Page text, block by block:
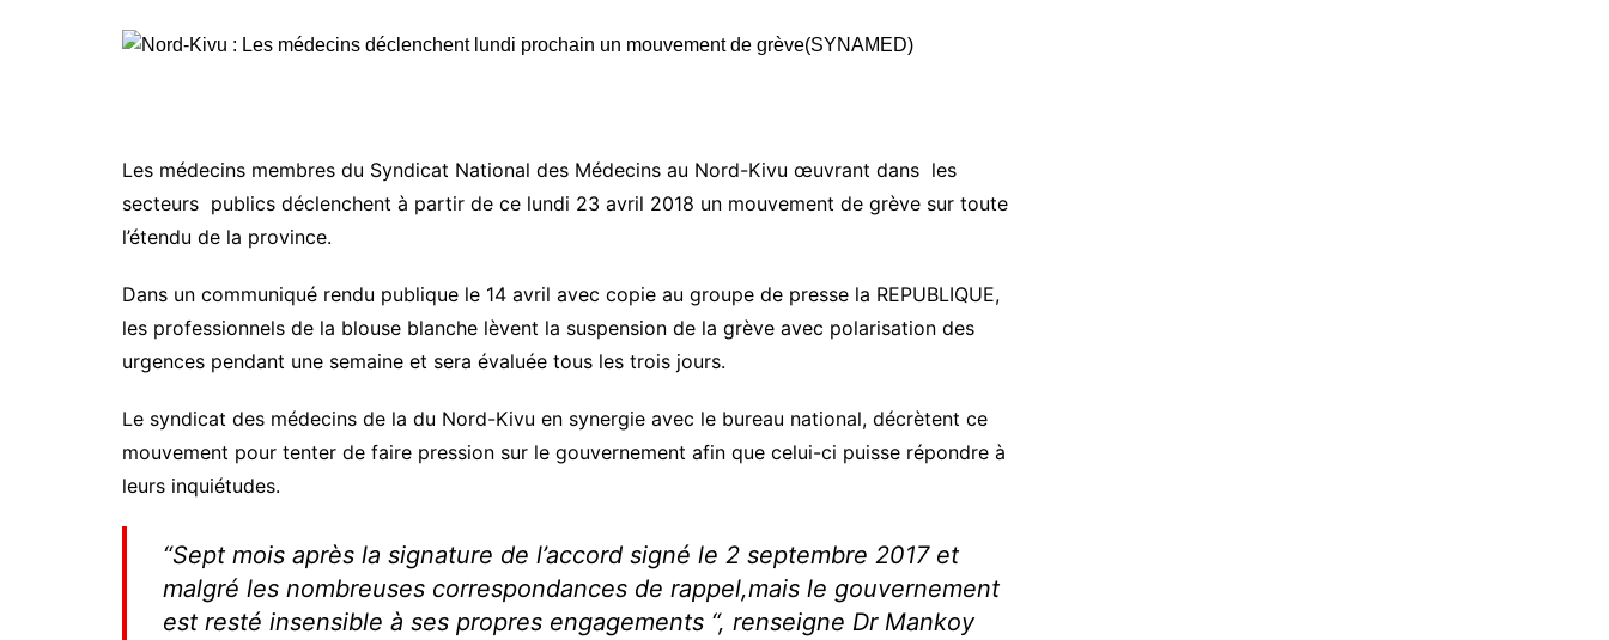
Les médecins membres du Syndicat National des Médecins au Nord-Kivu œuvrant dans les
secteurs publics déclenchent à partir de ce lundi 23 avril 2018 un mouvement de grève sur toute
l’étendu de la province.
Dans un communiqué rendu publique le 14 avril avec copie au groupe de presse la REPUBLIQUE,
les professionnels de la blouse blanche lèvent la suspension de la grève avec polarisation des
urgences pendant une semaine et sera évaluée tous les trois jours.
Le syndicat des médecins de la du Nord-Kivu en synergie avec le bureau national, décrètent ce
mouvement pour tenter de faire pression sur le gouvernement afin que celui-ci puisse répondre à
leurs inquiétudes.
“Sept mois après la signature de l’accord signé le 2 septembre 2017 et
malgré les nombreuses correspondances de rappel,mais le gouvernement
est resté insensible à ses propres engagements “, renseigne Dr Mankoy